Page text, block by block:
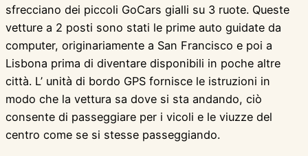
sfrecciano dei piccoli GoCars gialli su 3 ruote. Queste
vetture a 2 posti sono stati le prime auto guidate da
computer, originariamente a San Francisco e poi a
Lisbona prima di diventare disponibili in poche altre
città. L’ unità di bordo GPS fornisce le istruzioni in
modo che la vettura sa dove si sta andando, ciò
consente di passeggiare per i vicoli e le viuzze del
centro come se si stesse passeggiando.